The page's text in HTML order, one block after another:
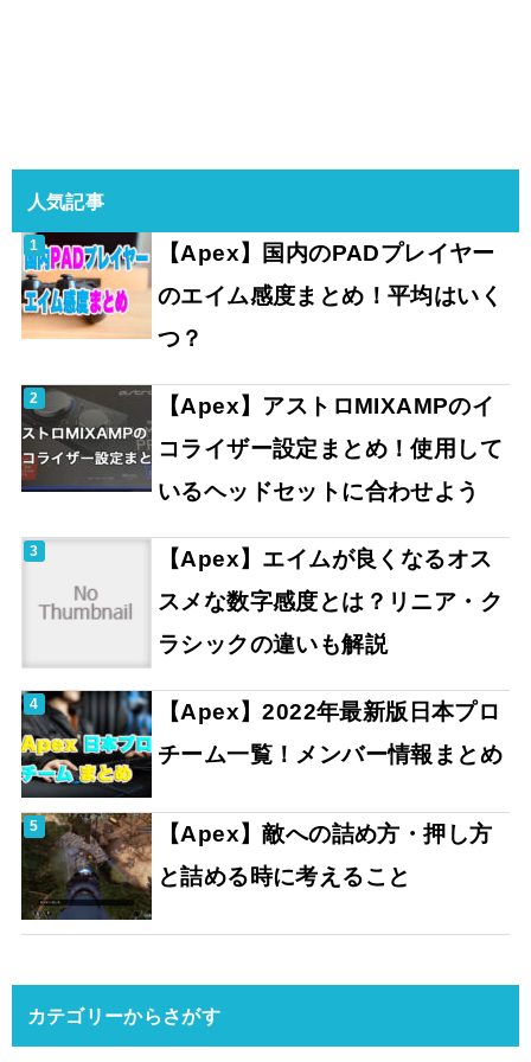
人気記事
【Apex】国内のPADプレイヤー
のエイム感度まとめ！平均はいく
つ？
【Apex】アストロMIXAMPのイ
コライザー設定まとめ！使用して
いるヘッドセットに合わせよう
【Apex】エイムが良くなるオス
スメな数字感度とは？リニア・ク
ラシックの違いも解説
【Apex】2022年最新版日本プロ
チーム一覧！メンバー情報まとめ
【Apex】敵への詰め方・押し方
と詰める時に考えること
カテゴリーからさがす